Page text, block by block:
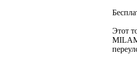
Этот